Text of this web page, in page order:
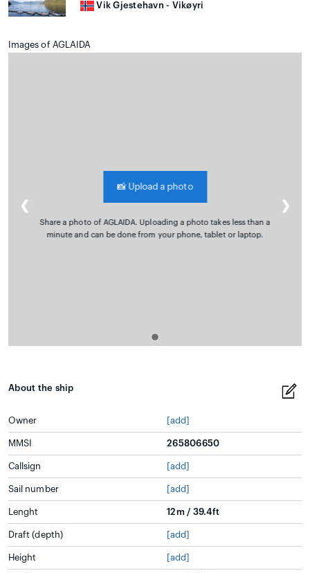
Vik Gjestehavn - Vikøyri
Images of AGLAIDA
📸Upload a photo
Share a photo of AGLAIDA. Uploading a photo takes less than a
minute and can be done from your phone, tablet or laptop.
❮ ❯
About the ship
Owner [add]
MMSI 265806650
Callsign [add]
Sail number [add]
Lenght 12m / 39.4ft
Draft (depth) [add]
Height [add]